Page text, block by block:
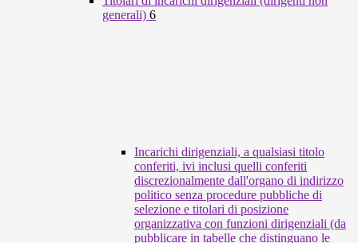
generali) 6
Incarichi dirigenziali, a qualsiasi titolo
conferiti, ivi inclusi quelli conferiti
discrezionalmente dall'organo di indirizzo
politico senza procedure pubbliche di
selezione e titolari di posizione
organizzativa con funzioni dirigenziali (da
pubblicare in tabelle che distinguano le